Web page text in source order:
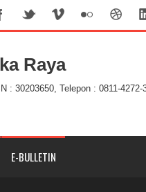
Raya
30203650, Telepon : 0811-4272-
E-BULLETIN